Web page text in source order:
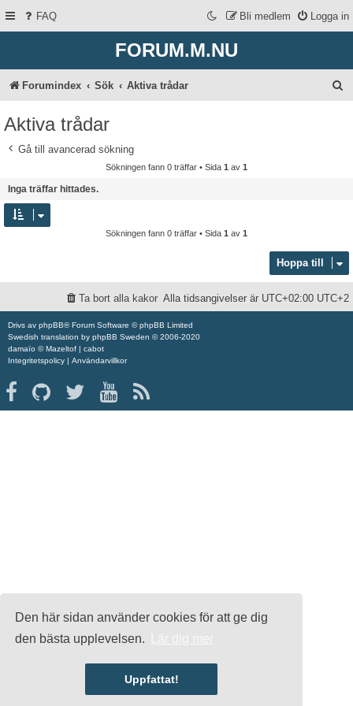
Den här sidan använder cookies för att ge dig
den bästa upplevelsen.
Uppfattat!
FAQ Logga in
Bli medlem
FORUM.M.NU
Forumindex Sök Aktiva trådar
Aktiva trådar
Gå till avancerad sökning
Sökningen fann 0 träffar • Sida 1 av 1
Inga träffar hittades.
Sökningen fann 0 träffar • Sida 1 av 1
Hoppa till
Alla tidsangivelser är UTC+02:00 UTC+2
Ta bort alla kakor
Drivs av phpBB® Forum Software © phpBB Limited
Swedish translation by phpBB Sweden © 2006-2020
damaïo © Mazeltof
cabot
Integritetspolicy
Användarvillkor